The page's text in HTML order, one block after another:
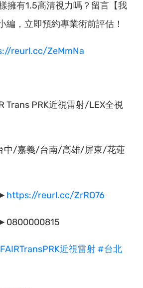
擁有1.5高清視力嗎？留言【我
編，立即預約專業術前評估！
reurl.cc/ZeMmNa
Trans PRK近視雷射/LEX全視
中/嘉義/台南/高雄/屏東/花蓮
https://reurl.cc/ZrRO76
近視雷射 #台北